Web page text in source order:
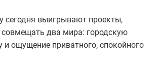
сегодня выигрывают проекты,
два мира: городскую
и ощущение приватного, спокойного